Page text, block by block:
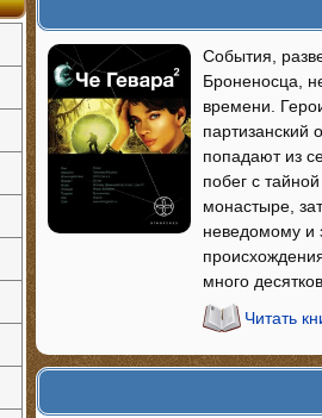
События,
Броненосца,
времени.
попадают из
побег с
монастыре,
неведомому и
много
Читать